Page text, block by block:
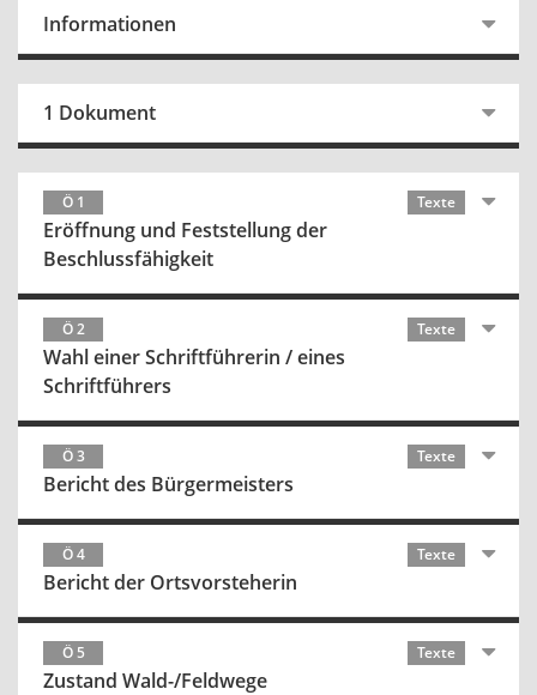
Informationen
1 Dokument
Ö 1 Texte
Eröffnung und Feststellung der
Beschlussfähigkeit
Ö 2 Texte
Wahl einer Schriftführerin / eines
Schriftführers
Ö 3 Texte
Bericht des Bürgermeisters
Ö 4 Texte
Bericht der Ortsvorsteherin
Ö 5 Texte
Zustand Wald-/Feldwege